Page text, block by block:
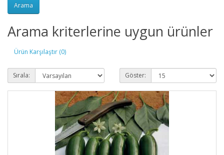
Arama kriterlerine uygun ürünler
Ürün Karşılaştır (0)
Sırala: Göster: